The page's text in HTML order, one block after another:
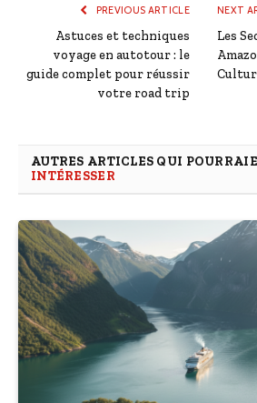
PREVIOUS ARTICLE
Astuces et techniques
voyage en autotour : le
guide complet pour réussir
votre road trip
NEXT
Les
AUTRES ARTICLES QUI
INTÉRESSER